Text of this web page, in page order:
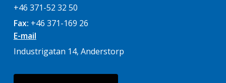
+46 371-52 32 50
Fax: +46 371-169 26
E-mail
Industrigatan 14, Anderstorp